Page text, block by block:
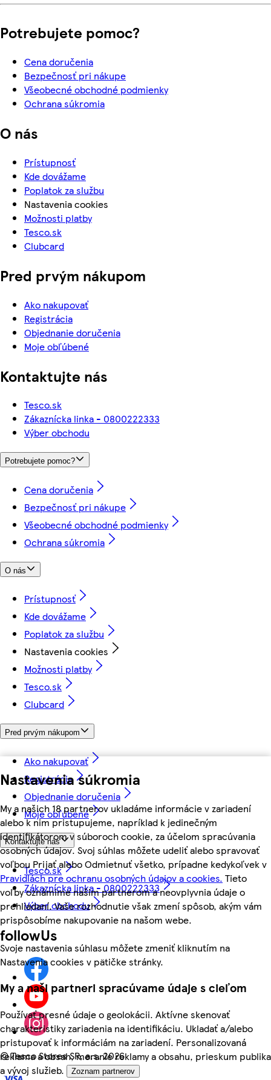
Nastavenia súkromia
My a našich 18 partnerov ukladáme informácie v zariadení
alebo k nim pristupujeme, napríklad k jedinečným
identifikátorom v súboroch cookie, za účelom spracúvania
osobných údajov. Svoj súhlas môžete udeliť alebo spravovať
voľbou Prijať alebo Odmietnuť všetko, prípadne kedykoľvek v
Pravidlách pre ochranu osobných údajov a cookies. Tieto
voľby oznámime našim partnerom a neovplyvnia údaje o
prehliadaní. Vaše rozhodnutie však zmení spôsob, akým vám
prispôsobíme nakupovanie na našom webe.
Svoje nastavenia súhlasu môžete zmeniť kliknutím na
Nastavenia cookies v pätičke stránky.
My a naši partneri spracúvame údaje s cieľom
Používať presné údaje o geolokácii. Aktívne skenovať
charakteristiky zariadenia na identifikáciu. Ukladať a/alebo
pristupovať k informáciám na zariadení. Personalizovaná
reklama a obsah, meranie reklamy a obsahu, prieskum publika
a vývoj služieb.
Zoznam partnerov
Potrebujete pomoc?
Cena doručenia
Bezpečnosť pri nákupe
Všeobecné obchodné podmienky
Ochrana súkromia
O nás
Prístupnosť
Kde dovážame
Poplatok za službu
Nastavenia cookies
Možnosti platby
Tesco.sk
Clubcard
Pred prvým nákupom
Ako nakupovať
Registrácia
Objednanie doručenia
Moje obľúbené
Kontaktujte nás
Tesco.sk
Zákaznícka linka - 0800222333
Výber obchodu
Potrebujete pomoc?
Cena doručenia
Bezpečnosť pri nákupe
Všeobecné obchodné podmienky
Ochrana súkromia
O nás
Prístupnosť
Kde dovážame
Poplatok za službu
Nastavenia cookies
Možnosti platby
Tesco.sk
Clubcard
Pred prvým nákupom
Ako nakupovať
Registrácia
Objednanie doručenia
Moje obľúbené
Kontaktujte nás
Tesco.sk
Zákaznícka linka - 0800222333
Výber obchodu
followUs
©Tesco Stores SR, a.s. 2026